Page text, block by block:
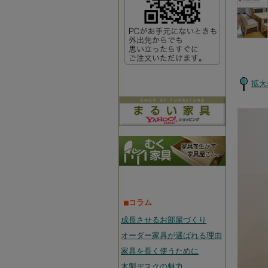
■コラム
成長させるお部屋づくり
オーダー家具が選ばれる理由
家具を長く使うために
拡